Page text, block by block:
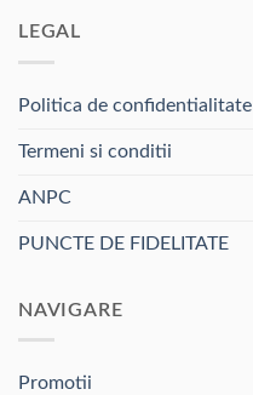
LEGAL
Politica de confidentialitate
Termeni si conditii
ANPC
PUNCTE DE FIDELITATE
NAVIGARE
Promotii